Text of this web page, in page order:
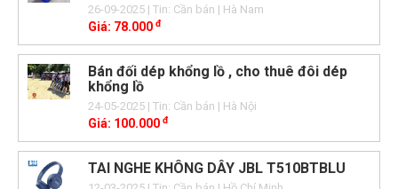
26-09-2025| Tin: Cần bán | Hà Nam
Giá: 78.000 đ
Bán đối dép khổng lồ , cho thuê đôi dép
khổng lồ
24-05-2025| Tin: Cần bán | Hà Nội
Giá: 100.000 đ
TAI NGHE KHÔNG DÂY JBL T510BTBLU